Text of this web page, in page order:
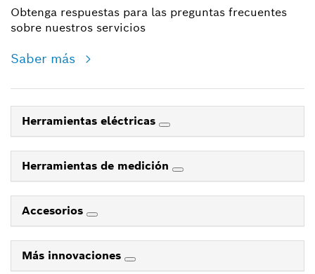
Obtenga respuestas para las preguntas frecuentes
sobre nuestros servicios
Saber más
Herramientas eléctricas
Herramientas de medición
Accesorios
Más innovaciones